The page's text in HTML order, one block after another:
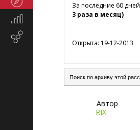
Экономика
маркетинг
За последние 60 дней
3 раза в месяц)
Открыта: 19-12-2013
Автор
RIX